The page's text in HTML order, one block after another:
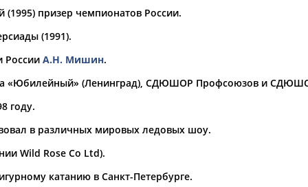
Спортсмены, тренеры и специалисты
ФИО
Т У Ф Х Ц Ч Ш Щ Э Ю Я
Представляет регион*
* для действующих спортсменов
призер чемпионатов России.
(1991).
России А.Н. Мишин.
«Юбилейный» (Ленинград), СДЮШОР Профсоюзов и
году.
в различных мировых ледовых шоу.
Wild Rose Co Ltd).
катанию в Санкт-Петербурге.